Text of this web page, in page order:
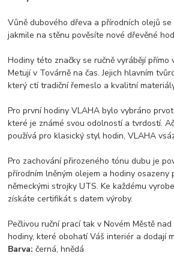
Vůně dubového dřeva a přírodních olejů
jakmile na stěnu pověsíte nové dřevěné
Hodiny této značky se ručně vyrábějí přímo
Metují v Továrně na čas. Jejich hlavním
který ctí tradiční řemeslo a kvalitní
Pro první hodiny VLAHA bylo vybráno
které je známé svou odolností a tvrdostí.
používá pro klasický styl hodin, VLAHA
Pro zachování přirozeného tónu dubu je
přírodním lněným olejem a hodiny osazeny
německými strojky UTS. Ke každému
získáte certifikát s datem výroby.
Pečlivou ruční prací tak v Novém Městě
hodiny, které obohatí Váš interiér a dodají
Barva: černá, hnědá